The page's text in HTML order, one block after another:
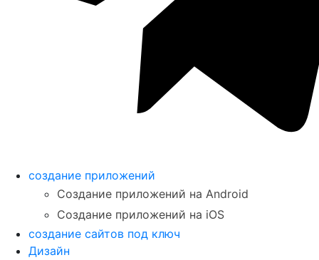
создание приложений
Создание приложений на Android
Создание приложений на iOS
создание сайтов под ключ
Дизайн